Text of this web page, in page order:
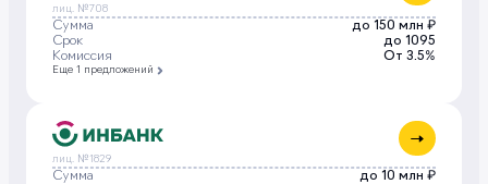
лиц. №708
Сумма
до 150 млн ₽
Срок
до 1095
Комиссия
От 3.5%
Еще 1 предложений
лиц. №1829
Сумма
до 10 млн ₽